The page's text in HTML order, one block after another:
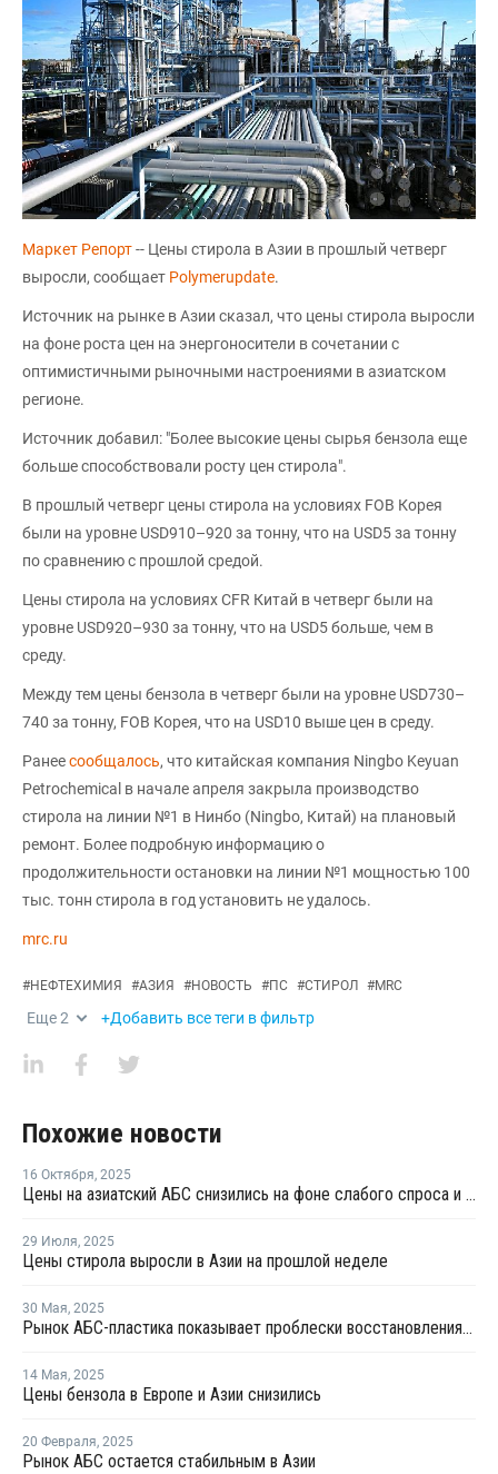
Маркет Репорт-- Цены стирола в Азии в прошлый четверг
выросли, сообщает Polymerupdate.
Источник на рынке в Азии сказал, что цены стирола выросли
на фоне роста цен на энергоносители в сочетании с
оптимистичными рыночными настроениями в азиатском
регионе.
Источник добавил: "Более высокие цены сырья бензола еще
больше способствовали росту цен стирола".
В прошлый четверг цены стирола на условиях FOB Корея
были на уровне USD910–920 за тонну, что на USD5 за тонну
по сравнению с прошлой средой.
Цены стирола на условиях CFR Китай в четверг были на
уровне USD920–930 за тонну, что на USD5 больше, чем в
среду.
Между тем цены бензола в четверг были на уровне USD730–
740 за тонну, FOB Корея, что на USD10 выше цен в среду.
Ранеесообщалось, что китайская компания Ningbo Keyuan
Petrochemical в начале апреля закрыла производство
стирола на линии №1 в Нинбо (Ningbo, Китай) на плановый
ремонт. Более подробную информацию о
продолжительности остановки на линии №1 мощностью 100
тыс. тонн стирола в год установить не удалось.
mrc.ru
#НЕФТЕХИМИЯ #АЗИЯ #НОВОСТЬ #ПС #СТИРОЛ #MRC
Еще2 +Добавить все теги в фильтр
Похожие новости
16 Октября, 2025
Цены на азиатский АБС снизились на фоне слабого спроса и больших запасов
29 Июля, 2025
Цены стирола выросли в Азии на прошлой неделе
30 Мая, 2025
Рынок АБС-пластика показывает проблески восстановления на фоне избыточного предложения
14 Мая, 2025
Цены бензола в Европе и Азии снизились
20 Февраля, 2025
Рынок АБС остается стабильным в Азии